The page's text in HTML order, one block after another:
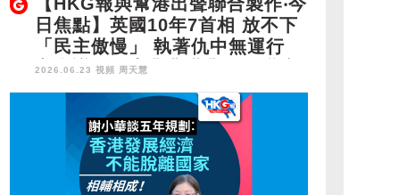
日焦點】英國10年7首相 放不下
「民主傲慢」 執著仇中無運行
立會議員是志業非職業 勿負期望
2026.06.23 視頻 周天慧